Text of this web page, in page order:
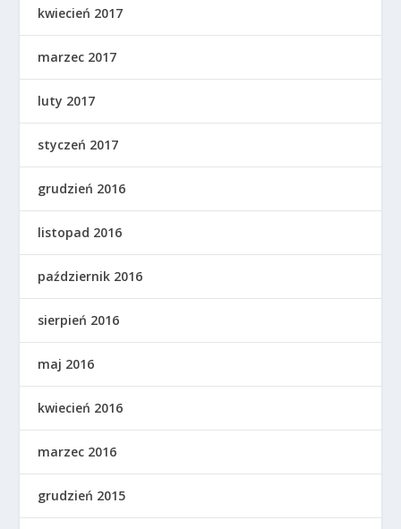
kwiecień 2017
marzec 2017
luty 2017
styczeń 2017
grudzień 2016
listopad 2016
październik 2016
sierpień 2016
maj 2016
kwiecień 2016
marzec 2016
grudzień 2015